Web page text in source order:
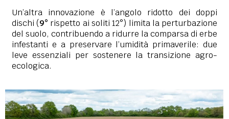
Un’altra innovazione è l’angolo ridotto dei doppi
dischi (9° rispetto ai soliti 12°) limita la perturbazione
del suolo, contribuendo a ridurre la comparsa di erbe
infestanti e a preservare l’umidità primaverile: due
leve essenziali per sostenere la transizione agro-
ecologica.